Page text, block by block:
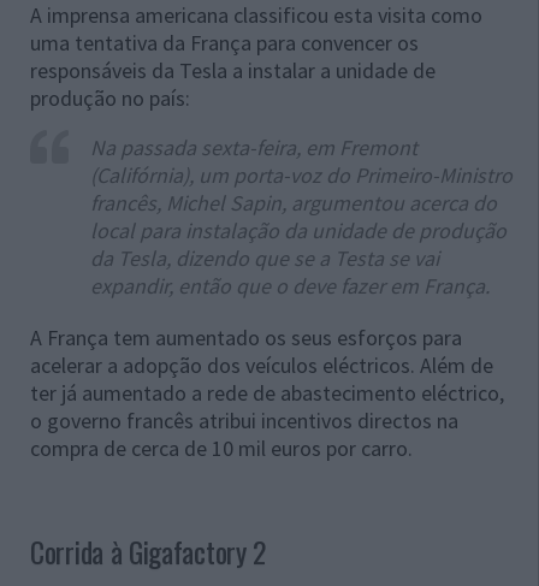
A imprensa americana classificou esta visita como
uma tentativa da França para convencer os
responsáveis da Tesla a instalar a unidade de
produção no país:
Na passada sexta-feira, em Fremont
(Califórnia), um porta-voz do Primeiro-Ministro
francês, Michel Sapin, argumentou acerca do
local para instalação da unidade de produção
da Tesla, dizendo que se a Testa se vai
expandir, então que o deve fazer em França.
A França tem aumentado os seus esforços para
acelerar a adopção dos veículos eléctricos. Além de
ter já aumentado a rede de abastecimento eléctrico,
o governo francês atribui incentivos directos na
compra de cerca de 10 mil euros por carro.
Corrida à Gigafactory 2